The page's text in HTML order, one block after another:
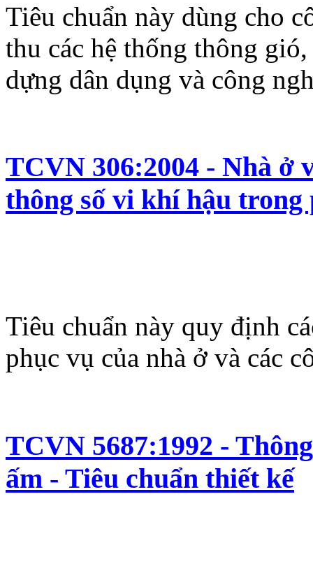
Tiêu chuẩn này dùng cho
thu các hệ thống thông
dựng dân dụng và công
TCVN 306:2004 - Nhà ở
thông số vi khí hậu trong
Tiêu chuẩn này quy định
phục vụ của nhà ở và các
TCVN 5687:1992 -
ấm - Tiêu chuẩn thiết kế